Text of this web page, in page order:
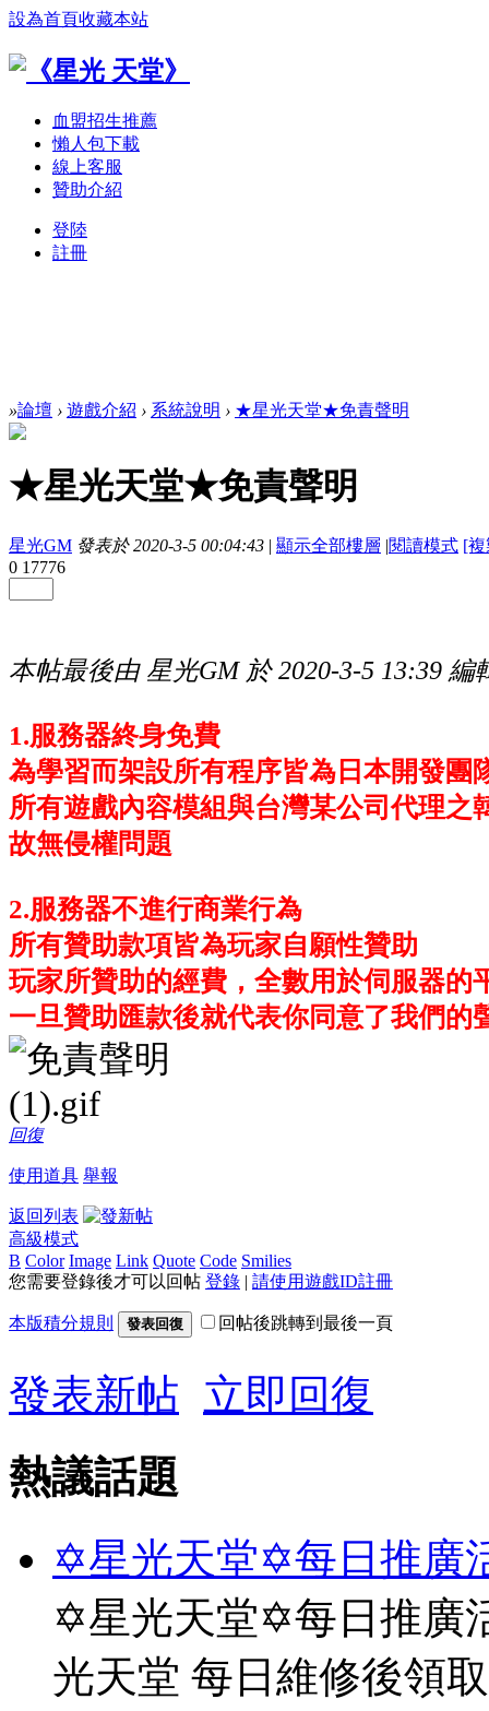
設為首頁收藏本站
血盟招生推薦
懶人包下載
線上客服
贊助介紹
登陸
註冊
»論壇 › 遊戲介紹 › 系統說明 › ★星光天堂★免責聲明
★星光天堂★免責聲明
星光GM 發表於 2020-3-5 00:04:43 | 顯示全部樓層 |閱讀模式 [
0 17776
本帖最後由 星光GM 於 2020-3-5 13:39 編
1.服務器終身免費
為學習而架設所有程序皆為日本開發團
所有遊戲內容模組與台灣某公司代理
故無侵權問題
2.服務器不進行商業行為
所有贊助款項皆為玩家自願性贊助
玩家所贊助的經費，全數用於伺服器的
一旦贊助匯款後就代表你同意了我們的
回復
使用道具 舉報
返回列表
高級模式
B Color Image Link Quote Code Smilies
您需要登錄後才可以回帖 登錄 | 請使用遊戲ID註冊
本版積分規則 發表回復 回帖後跳轉到最後一頁
發表新帖 立即回復
熱議話題
✡星光天堂✡每日推廣
✡星光天堂✡每日推廣
光天堂 每日維修後領